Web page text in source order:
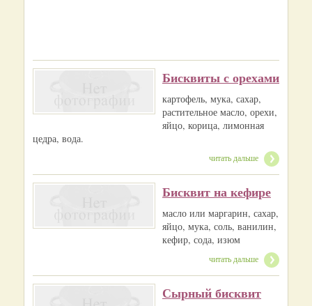
Бисквиты с орехами
картофель, мука, сахар,
растительное масло, орехи,
яйцо, корица, лимонная
цедра, вода.
читать дальше
Бисквит на кефире
масло или маргарин, сахар,
яйцо, мука, соль, ванилин,
кефир, сода, изюм
читать дальше
Сырный бисквит